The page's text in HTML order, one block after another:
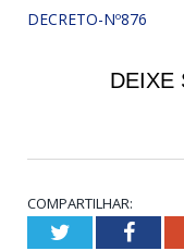
DECRETO-Nº876
DEIXE
COMPARTILHAR:
Twitter